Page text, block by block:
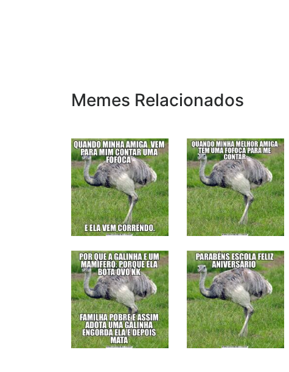
Memes Relacionados